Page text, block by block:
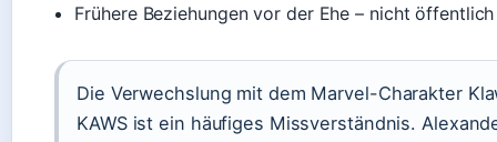
Frühere Beziehungen vor der Ehe – nicht
Die Verwechslung mit dem Marvel-Charakter
KAWS ist ein häufiges Missverständnis.